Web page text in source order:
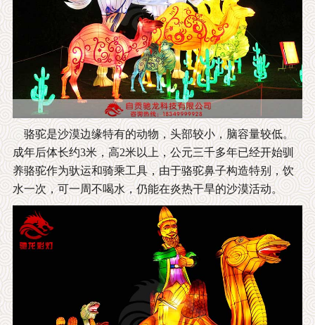
骆驼是沙漠边缘特有的动物，头部较小，脑容量较低。
成年后体长约3米，高2米以上，公元三千多年已经开始驯
养骆驼作为驮运和骑乘工具，由于骆驼鼻子构造特别，饮
水一次，可一周不喝水，仍能在炎热干旱的沙漠活动。